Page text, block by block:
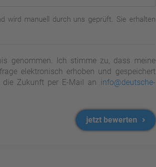
wird manuell durch uns geprüft. Sie erhalten
genommen. Ich stimme zu, dass meine
elektronisch erhoben und gespeichert
die Zukunft per E-Mail an info@deutsche-
jetzt bewerten